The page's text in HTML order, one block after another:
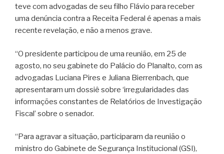
teve com advogadas de seu filho Flávio para receber
uma denúncia contra a Receita Federal é apenas a mais
recente revelação, e não a menos grave.
“O presidente participou de uma reunião, em 25 de
agosto, no seu gabinete do Palácio do Planalto, com as
advogadas Luciana Pires e Juliana Bierrenbach, que
apresentaram um dossiê sobre ‘irregularidades das
informações constantes de Relatórios de Investigação
Fiscal’ sobre o senador.
“Para agravar a situação, participaram da reunião o
ministro do Gabinete de Segurança Institucional (GSI),